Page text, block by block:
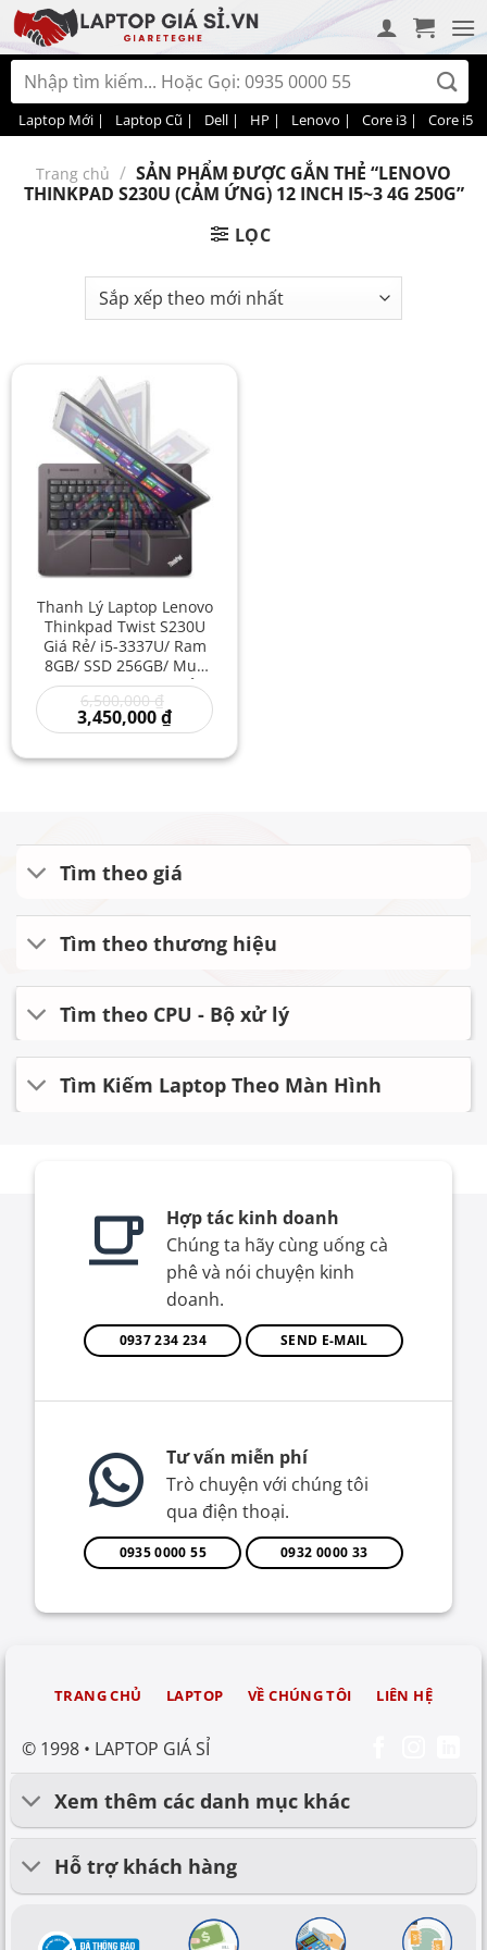
Bỏ
qua
nội
dung
Tìm
kiếm:
Laptop Mới | Laptop Cũ | Dell | HP | Lenovo | Core i3 | Core i5 |
Trang chủ / SẢN PHẨM ĐƯỢC GẮN THẺ “LENOVO
THINKPAD S230U (CẢM ỨNG) 12 INCH I5~3 4G 250G”
LỌC
Thanh Lý Laptop Lenovo
Thinkpad Twist S230U
Giá Rẻ/ i5-3337U/ Ram
8GB/ SSD 256GB/ Mua
Lap Top/ Lenovo i5 Cảm
Ứng/ Laptop Xoay Gập
Giá Rẻ
6,500,000₫
gốc
là:
3,450,000₫Giá
hiện
là:
Tìm theo giá
Tìm theo thương hiệu
Tìm theo CPU - Bộ xử lý
Tìm Kiếm Laptop Theo Màn Hình
Hợp tác kinh doanh
Chúng ta hãy cùng uống cà
phê và nói chuyện kinh
doanh.
0937 234 234 SEND E-MAIL
Tư vấn miễn phí
Trò chuyện với chúng tôi
qua điện thoại.
0935 0000 55 0932 0000 33
© 1998 • LAPTOP GIÁ SỈ
TRANG CHỦ LAPTOP VỀ CHÚNG TÔI LIÊN HỆ
Xem thêm các danh mục khác
Hỗ trợ khách hàng